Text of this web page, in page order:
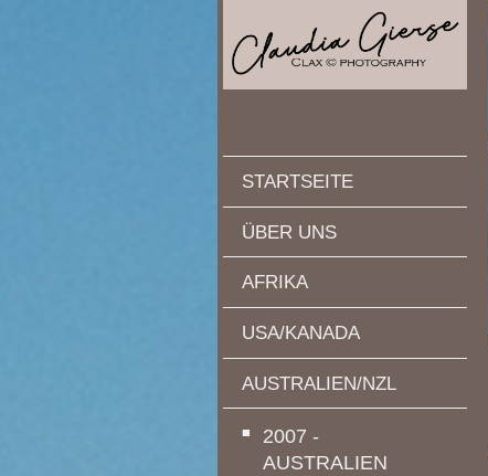
STARTSEITE
ÜBER UNS
AFRIKA
USA/KANADA
AUSTRALIEN/NZL
2007 -
AUSTRALIEN